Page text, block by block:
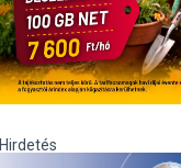
Hirdetés